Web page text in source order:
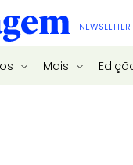
NEWSLETTER
Mais